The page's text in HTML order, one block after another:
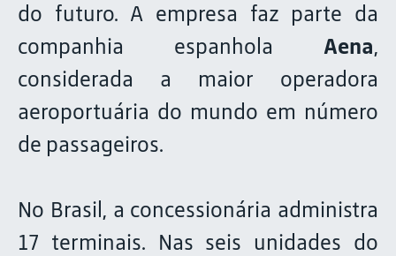
do futuro. A empresa faz parte da
companhia espanhola Aena,
considerada a maior operadora
aeroportuária do mundo em número
de passageiros.
No Brasil, a concessionária administra
17 terminais. Nas seis unidades do